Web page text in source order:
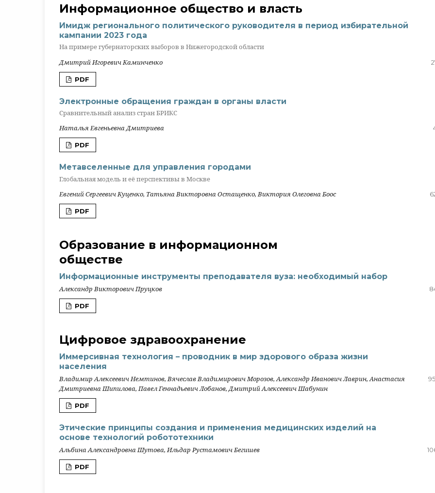
Информационное общество и власть
Имидж регионального политического руководителя в период избирательной
кампании 2023 года
На примере губернаторских выборов в Нижегородской области
Дмитрий Игоревич Каминченко
PDF
Электронные обращения граждан в органы власти
Сравнительный анализ стран БРИКС
Наталья Евгеньевна Дмитриева
PDF
Метавселенные для управления городами
Глобальная модель и её перспективы в Москве
Евгений Сергеевич Куценко, Татьяна Викторовна Остащенко, Виктория Олеговна Боос
PDF
Образование в информационном
обществе
Информационные инструменты преподавателя вуза: необходимый набор
Александр Викторович Пруцков
PDF
Цифровое здравоохранение
Иммерсивная технология – проводник в мир здорового образа жизни
населения
Владимир Алексеевич Немтинов, Вячеслав Владимирович Морозов, Александр Иванович Лаврин, Анастасия
Дмитриевна Шипилова, Павел Геннадьевич Лобанов, Дмитрий Алексеевич Шабунин
PDF
Этические принципы создания и применения медицинских изделий на
основе технологий робототехники
Альбина Александровна Шутова, Ильдар Рустамович Бегишев
PDF